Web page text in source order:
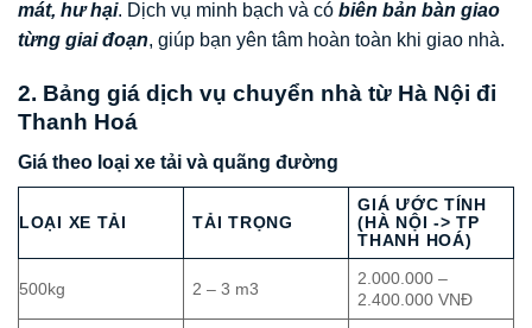
mát, hư hại. Dịch vụ minh bạch và có biên bản bàn giao
từng giai đoạn, giúp bạn yên tâm hoàn toàn khi giao nhà.
2. Bảng giá dịch vụ chuyển nhà từ Hà Nội đi
Thanh Hoá
Giá theo loại xe tải và quãng đường
LOẠI XE TẢI TẢI TRỌNG
GIÁ ƯỚC TÍNH
(HÀ NỘI -> TP
THANH HOÁ)
500kg 2 – 3 m3
2.000.000 –
2.400.000 VNĐ